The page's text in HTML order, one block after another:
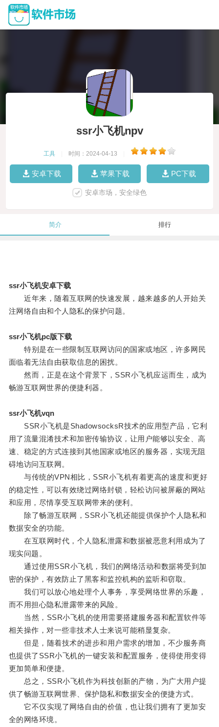
ssr小飞机npv
工具 时间：2024-04-13
安卓下载 苹果下载 PC下载
安卓市场，安全绿色
简介 排行
ssr小飞机安卓下载
近年来，随着互联网的快速发展，越来越多的人开始关
注网络自由和个人隐私的保护问题。
ssr小飞机pc版下载
特别是在一些限制互联网访问的国家或地区，许多网民
面临着无法自由获取信息的困扰。
然而，正是在这个背景下，SSR小飞机应运而生，成为
畅游互联网世界的便捷利器。
ssr小飞机vqn
SSR小飞机是ShadowsocksR技术的应用型产品，它利
用了流量混淆技术和加密传输协议，让用户能够以安全、高
速、稳定的方式连接到其他国家或地区的服务器，实现无阻
碍地访问互联网。
与传统的VPN相比，SSR小飞机有着更高的速度和更好
的稳定性，可以有效绕过网络封锁，轻松访问被屏蔽的网站
和应用，尽情享受互联网带来的便利。
除了畅游互联网，SSR小飞机还能提供保护个人隐私和
数据安全的功能。
在互联网时代，个人隐私泄露和数据被恶意利用成为了
现实问题。
通过使用SSR小飞机，我们的网络活动和数据将受到加
密的保护，有效防止了黑客和监控机构的监听和窃取。
我们可以放心地处理个人事务，享受网络世界的乐趣，
而不用担心隐私泄露带来的风险。
当然，SSR小飞机的使用需要搭建服务器和配置软件等
相关操作，对一些非技术人士来说可能稍显复杂。
但是，随着技术的进步和用户需求的增加，不少服务商
也提供了SSR小飞机的一键安装和配置服务，使得使用变得
更加简单和便捷。
总之，SSR小飞机作为科技创新的产物，为广大用户提
供了畅游互联网世界、保护隐私和数据安全的便捷方式。
它不仅实现了网络自由的价值，也让我们拥有了更加安
全的网络环境。